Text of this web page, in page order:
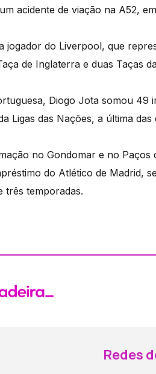
acidente de viação na A52,
jogador do Liverpool, que
de Inglaterra e duas Taças
Diogo Jota somou 49
Ligas das Nações, a última
no Gondomar e no
do Atlético de Madrid,
três temporadas.
Redes